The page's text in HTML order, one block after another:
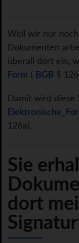
Weil wir nur noch
Dokumenten
überall dort ein,
Form ( BGB §
Damit wird
126a).
Sie
dort
Signatur